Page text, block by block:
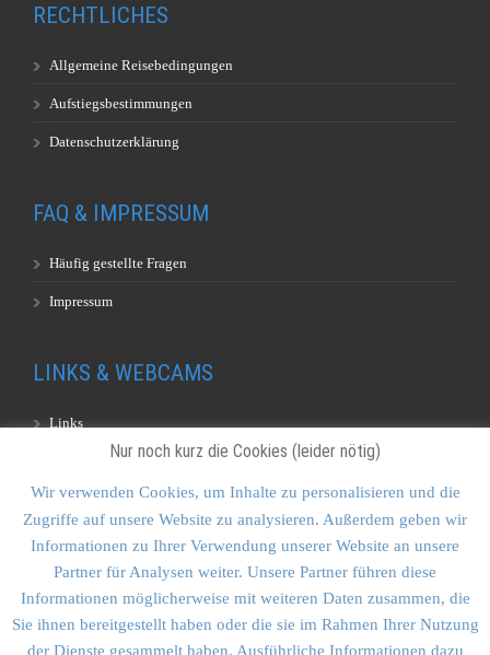
RECHTLICHES
Allgemeine Reisebedingungen
Aufstiegsbestimmungen
Datenschutzerklärung
FAQ & IMPRESSUM
Häufig gestellte Fragen
Impressum
LINKS & WEBCAMS
Links
KONTAKT & SITEMAP
Kontakt
Sitemap
Nur noch kurz die Cookies (leider nötig)
Wir verwenden Cookies, um Inhalte zu personalisieren und die
Zugriffe auf unsere Website zu analysieren. Außerdem geben wir
Informationen zu Ihrer Verwendung unserer Website an unsere
Partner für Analysen weiter. Unsere Partner führen diese
Informationen möglicherweise mit weiteren Daten zusammen, die
Sie ihnen bereitgestellt haben oder die sie im Rahmen Ihrer Nutzung
der Dienste gesammelt haben. Ausführliche Informationen dazu